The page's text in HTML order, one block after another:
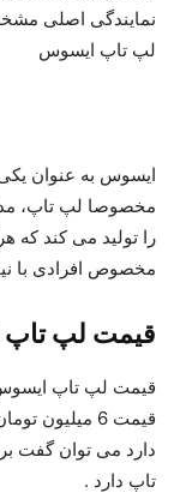
نمایندگی اصلی
لپ تاپ ایسوس
ایسوس به عنوان
مخصوصا لپ تاپ،
را تولید می کند که
مخصوص افرادی با
قیمت لپ
قیمت لپ تاپ
دارد می توان گفت
تاپ دارد .